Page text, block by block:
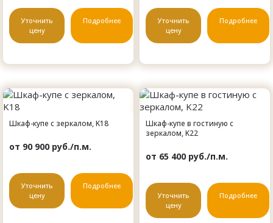
Уточнить
цену
Подробнее
Уточнить
цену
Подробнее
Шкаф-купе с зеркалом, K18
от 90 900 руб./п.м.
Уточнить
цену
Подробнее
Шкаф-купе в гостиную с
зеркалом, K22
от 65 400 руб./п.м.
Уточнить
цену
Подробнее